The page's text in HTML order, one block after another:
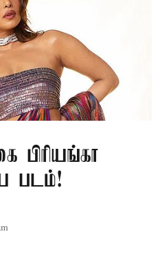
பிரியங்கா
படம்!